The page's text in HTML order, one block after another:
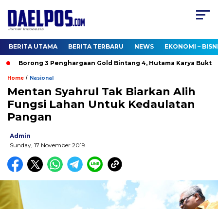
BERITA UTAMA BERITA TERBARU NEWS EKONOMI –
Borong 3 Penghargaan Gold Bintang 4, Hutama Karya Buktikan
Home / Nasional
Mentan Syahrul Tak Biarkan Alih
Fungsi Lahan Untuk Kedaulatan
Pangan
Admin
Sunday, 17 November 2019